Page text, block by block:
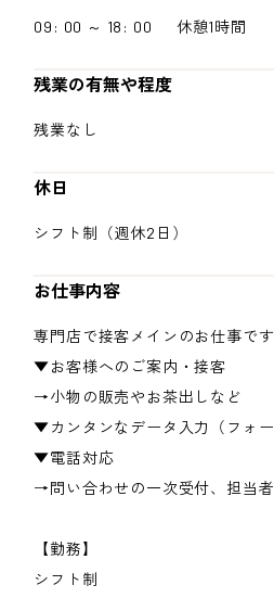
09: 00 ～ 18: 00 休憩1時間
残業の有無や程度
残業なし
休日
シフト制（週休2日）
お仕事内容
専門店で接客メインのお仕事です
▼お客様へのご案内・接客
→小物の販売やお茶出しなど
▼カンタンなデータ入力（フォー
▼電話対応
→問い合わせの一次受付、担当
【勤務】
シフト制